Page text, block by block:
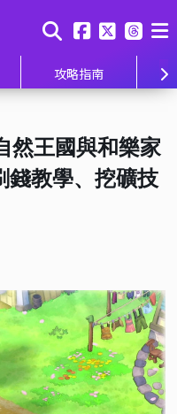
攻略指南
然王國與和樂家
錢教學、挖礦技